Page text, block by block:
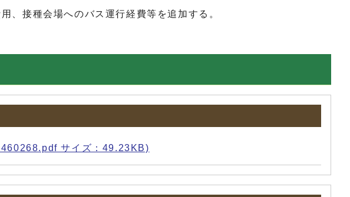
、接種会場へのバス運行経費等を追加する。
サイズ：49.23KB)